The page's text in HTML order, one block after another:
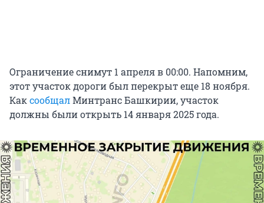
Ограничение снимут 1 апреля в 00:00. Напомним,
этот участок дороги был перекрыт еще 18 ноября.
КаксообщалМинтранс Башкирии, участок
должны были открыть 14 января 2025 года.